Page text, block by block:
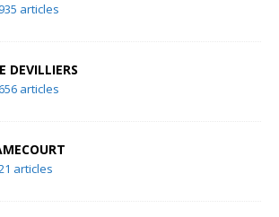
articles
DEVILLIERS
articles
articles